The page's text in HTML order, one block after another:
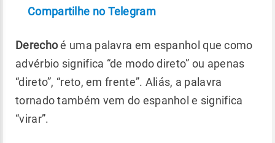
Compartilhe no Telegram
Derechoé uma palavra em espanhol que como
advérbio significa “de modo direto” ou apenas
“direto”, “reto, em frente”. Aliás, a palavra
tornado também vem do espanhol e significa
“virar”.